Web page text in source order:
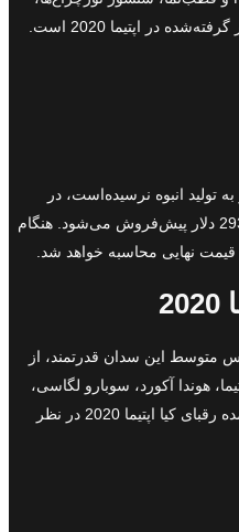
کیا اپتیما مدل 2020 هنوز به تولید انبوه نرسیده‌است، در
حال‌حاضر کیا اپتیما 2020 با قیمت 29370 دلار پیش‌فروش می‌شود. هنگام
نهایی محاسبه خواهد شد.
متوسط این سدان قدرتمند، از
هوندا آکورد، سوبارو لگاسی،
مزدا 6 و تویوتا کمری را می‌توان از عمده رقبای کیا اپتیما 2020 در نظر